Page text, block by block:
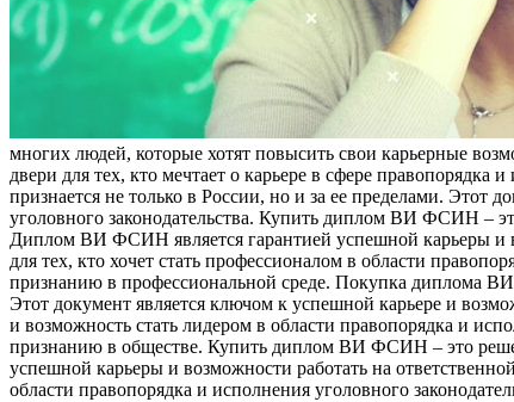
многих людей, которые хотят повысить свои карьерные
двери для тех, кто мечтает о карьере в сфере
признается не только в России, но и за ее пределами. Этот
уголовного законодательства. Купить диплом ВИ ФСИН –
Диплом ВИ ФСИН является гарантией успешной карьеры и
для тех, кто хочет стать профессионалом в области
признанию в профессиональной среде. Покупка диплома ВИ
Этот документ является ключом к успешной карьере и
и возможность стать лидером в области правопорядка и
признанию в обществе. Купить диплом ВИ ФСИН – это
успешной карьеры и возможности работать на
области правопорядка и исполнения уголовного